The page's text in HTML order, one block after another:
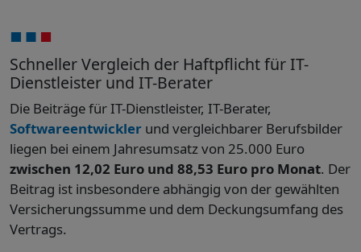
Schneller Vergleich der Haftpflicht für IT-
Dienstleister und IT-Berater
Die Beiträge für IT-Dienstleister, IT-Berater,
Softwareentwickler und vergleichbarer Berufsbilder
liegen bei einem Jahresumsatz von 25.000 Euro
zwischen 12,02 Euro und 88,53 Euro pro Monat. Der
Beitrag ist insbesondere abhängig von der gewählten
Versicherungssumme und dem Deckungsumfang des
Vertrags.